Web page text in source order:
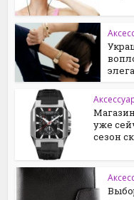
уже
сезон